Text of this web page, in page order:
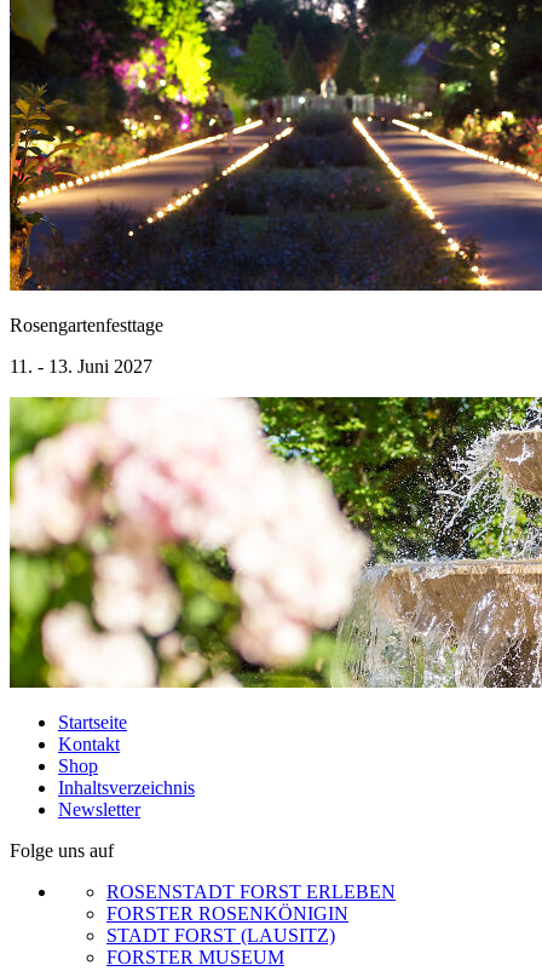
Rosengartenfesttage
11. - 13. Juni 2027
Startseite
Kontakt
Shop
Inhaltsverzeichnis
Newsletter
Folge uns auf
ROSENSTADT FORST ERLEBEN
FORSTER ROSENKÖNIGIN
STADT FORST (LAUSITZ)
FORSTER MUSEUM